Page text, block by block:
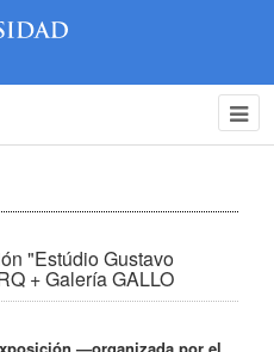
"Estúdio Gustavo
+ Galería GALLO